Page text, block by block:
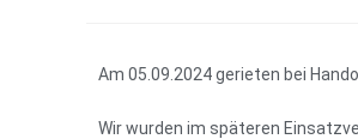
Am 05.09.2024 gerieten bei
Wir wurden im späteren